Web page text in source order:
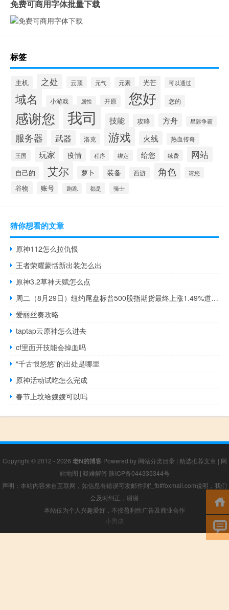
免费可商用字体批量下载
标签
主机 之处 云顶 元气 元素 光芒 可以通过
域名 小游戏 属性 开原 您好 您的
感谢您 我司 技能 攻略 方舟 星际争霸
服务器 武器 洛克 游戏 火线 热血传奇
王国 玩家 疫情 程序 绑定 给您 续费 网站
自己的 艾尔 萝卜 装备 西游 角色 请您
谷物 账号 跑跑 都是 骑士
猜你想看的文章
原神112怎么拉仇恨
王者荣耀蒙恬新出装怎么出
原神3.2草神天赋怎么点
周二（8月29日）纽约尾盘标普500股指期货最终上涨1.49%道指期货涨0.90%纳斯达克100股指期货涨2.23%
爱丽丝奏攻略
taptap云原神怎么进去
cf里面开技能会掉血吗
“千古恨悠悠”的出处是哪里
原神活动试吃怎么完成
春节上坟给嫂嫂可以吗
Copyright © 2012 - 2026 老N的博客Powered by 网站分类目录 | 精选推荐文章 | 网
站地图 | 疑难解答 陕ICP备044335344号
声明：本站内容来自互联网，如信息有错误可发邮件到f_fb#foxmail.com说明，我们
会及时纠正，谢谢
本站仅为个人兴趣爱好，不接盈利性广告及商业合作
小男孩